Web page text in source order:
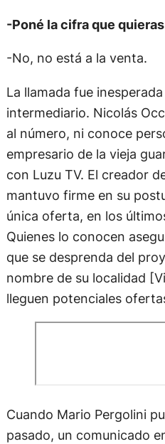
-Poné la cifra que
-No, no está a la venta.
La llamada fue
intermediario. Nicolás
al número, ni conoce
empresario de la vieja
con Luzu TV. El creador
mantuvo firme en su
única oferta, en los
Quienes lo conocen
que se desprenda del
nombre de su localidad
lleguen potenciales
Cuando Mario Pergolini
pasado, un comunicado